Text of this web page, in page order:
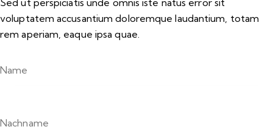
Sed ut perspiciatis unde omnis iste natus error sit
voluptatem accusantium doloremque laudantium, totam
rem aperiam, eaque ipsa quae.